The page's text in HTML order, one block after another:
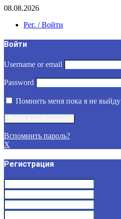
08.08.2026
Рег. / Войти
Войти
Username or email
Password
Помнить меня пока я не выйду
Вспомнить пароль?
X
Регистрация